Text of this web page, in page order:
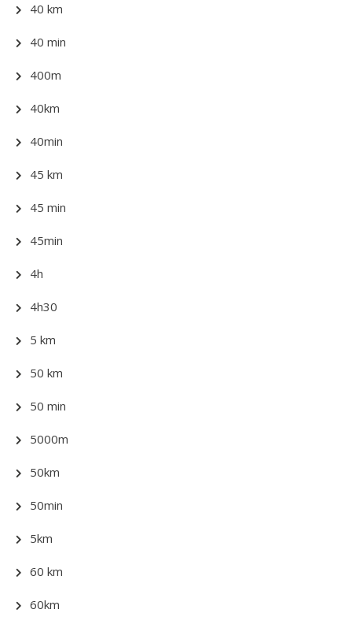
40 km
40 min
400m
40km
40min
45 km
45 min
45min
4h
4h30
5 km
50 km
50 min
5000m
50km
50min
5km
60 km
60km